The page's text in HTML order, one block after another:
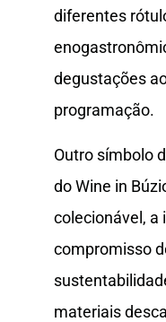
diferentes
degustações
programação.
Outro símbolo
do Wine in
colecionável, a
compromisso
materiais